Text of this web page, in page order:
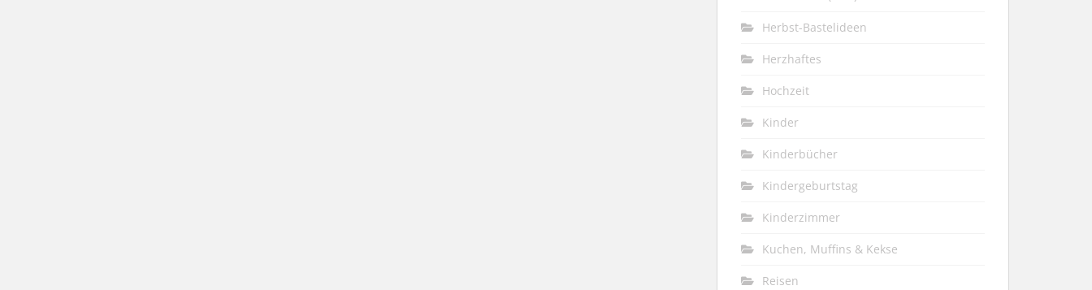
Herbst-Bastelideen
Herzhaftes
Hochzeit
Kinder
Kinderbücher
Kindergeburtstag
Kinderzimmer
Kuchen, Muffins & Kekse
Reisen